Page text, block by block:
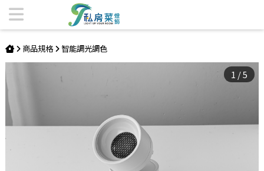
LED8W開合式網狀吸頂燈 | 私房菜精品燈飾
商品規格 智能調光調色
1 /5